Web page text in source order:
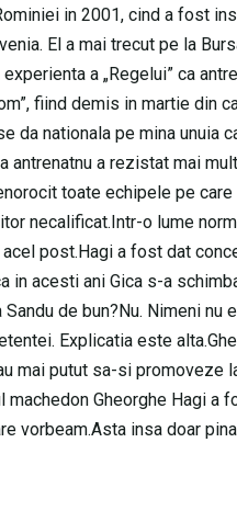
in 2001, cind a fost
El a mai trecut pe la
a „Regelui” ca
fiind demis in martie din
nationala pe mina unuia
a rezistat mai
toate echipele pe
necalificat.Intr-o lume
post.Hagi a fost dat
in acesti ani Gica s-a
de bun?Nu. Nimeni
Explicatia este
mai putut sa-si promoveze
Gheorghe Hagi a
vorbeam.Asta insa doar